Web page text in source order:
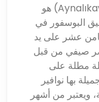
قصر عينالكافاك (بالتركية: Aynalıkavak Kasrı) هو
البوسفور في
عشر على يد
صيفي من قبل
مطلة على
بها نوافير
ويعتبر من أشهر